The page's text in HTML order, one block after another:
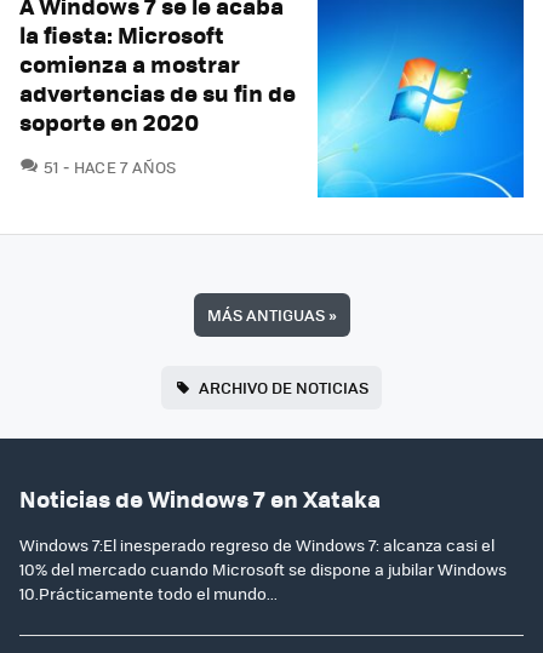
la fiesta: Microsoft
comienza a mostrar
advertencias de su fin de
soporte en 2020
51 COMENTARIOS
HACE 7 AÑOS
MÁS ANTIGUAS»
ARCHIVO DE NOTICIAS
Noticias de Windows 7 en Xataka
Windows 7:El inesperado regreso de Windows 7: alcanza casi el
10% del mercado cuando Microsoft se dispone a jubilar Windows
10.Prácticamente todo el mundo...